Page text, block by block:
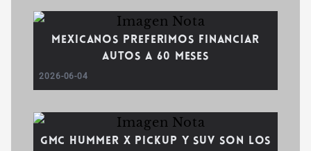
Mexicanos preferimos financiar
autos a 60 meses
2026-06-04
GMC HUMMER X pickup y SUV son los